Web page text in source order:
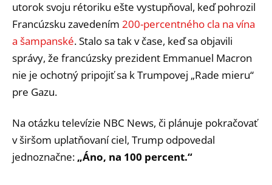
utorok svoju rétoriku ešte vystupňoval, keď pohrozil
Francúzsku zavedením 200-percentného cla na vína
a šampanské. Stalo sa tak v čase, keď sa objavili
správy, že francúzsky prezident Emmanuel Macron
nie je ochotný pripojiť sa k Trumpovej „Rade mieru“
pre Gazu.
Na otázku televízie NBC News, či plánuje pokračovať
v širšom uplatňovaní ciel, Trump odpovedal
jednoznačne: „Áno, na 100 percent.“